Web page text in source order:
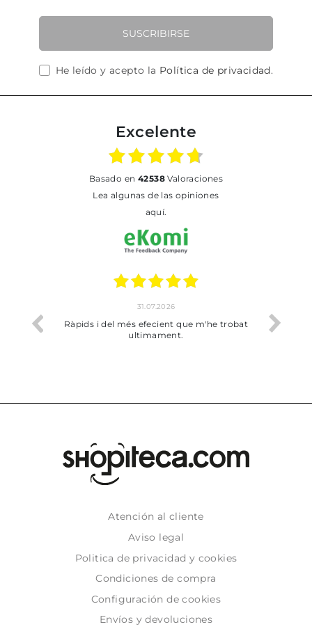
SUSCRIBIRSE
He leído y acepto la Política de privacidad.
Excelente
basado en 42538Valoraciones
Lea algunas de las opiniones
aquí.
i del més efecient que m'he trobat
Bien pero soy de
dejado recoger
Atención al cliente
Aviso legal
Politica de privacidad y cookies
Condiciones de compra
Configuración de cookies
Envíos y devoluciones